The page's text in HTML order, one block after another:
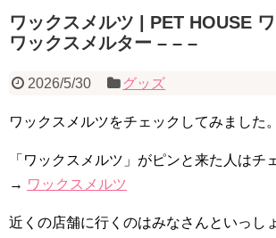
ワックスメルツ | PET HOUSE
ワックスメルター – – –
2026/5/30 グッズ
ワックスメルツをチェックしてみました。
「ワックスメルツ」がピンと来た人はチ
→ ワックスメルツ
近くの店舗に行くのはみなさんといっし